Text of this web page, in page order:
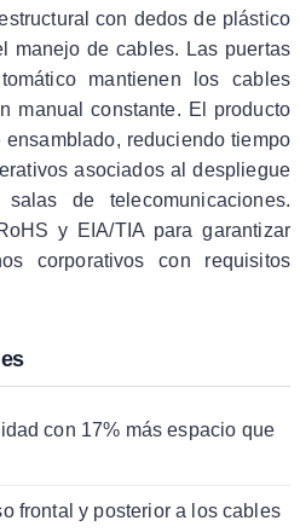
con dedos de plástico
manejo de cables. Las puertas
mantienen los cables
manual constante. El producto
reduciendo tiempo
asociados al despliegue
de telecomunicaciones.
y EIA/TIA para garantizar
corporativos con requisitos
con 17% más espacio que
frontal y posterior a los cables